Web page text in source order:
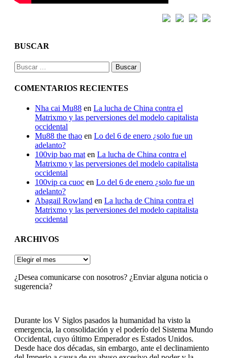
BUSCAR
Buscar:
COMENTARIOS RECIENTES
Nha cai Mu88 en La lucha de China contra el
Matrixmo y las perversiones del modelo capitalista
occidental
Mu88 the thao en Lo del 6 de enero ¿solo fue un
adelanto?
100vip bao mat en La lucha de China contra el
Matrixmo y las perversiones del modelo capitalista
occidental
100vip ca cuoc en Lo del 6 de enero ¿solo fue un
adelanto?
Abagail Rowland en La lucha de China contra el
Matrixmo y las perversiones del modelo capitalista
occidental
ARCHIVOS
ARCHIVOS
¿Desea comunicarse con nosotros? ¿Enviar alguna noticia o
sugerencia?
Durante los V Siglos pasados la humanidad ha visto la
emergencia, la consolidación y el poderío del Sistema Mundo
Occidental, cuyo último Emperador es Estados Unidos.
Desde hace dos décadas, sin embargo, ante el declinamiento